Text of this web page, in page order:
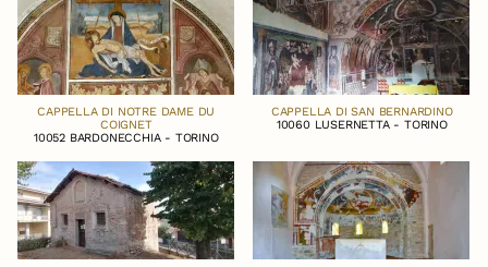
CAPPELLA DI NOTRE DAME DU
COIGNET
10052 BARDONECCHIA - TORINO
CAPPELLA DI SAN BERNARDINO
10060 LUSERNETTA - TORINO